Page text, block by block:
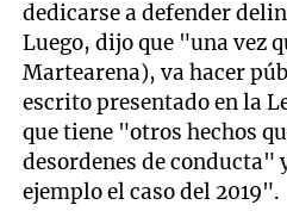
dedicarse a defender
Luego, dijo que "una vez
Martearena), va hacer
escrito presentado en la
que tiene "otros hechos
desordenes de conducta"
ejemplo el caso del 2019".